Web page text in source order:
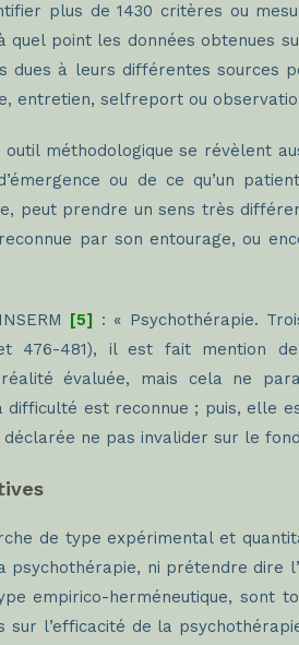
plus de 1430 critères ou
quel point les données
dues à leurs différentes
entretien, selfreport ou
méthodologique se révèlent
ou de ce qu’un
peut prendre un sens très
par son entourage, ou
[5] : « Psychothérapie.
476-481), il est fait mention
évaluée, mais cela ne
est reconnue ; puis, elle
ne pas invalider sur le
de type expérimental et
ni prétendre dire
empirico-herméneutique, sont
l’efficacité de la